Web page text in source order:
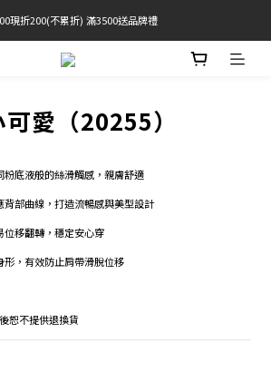
限定! 滿千免運(僅限台灣本島)
愛（20255）
粉底液般的絲滑觸感，親膚舒適
部曲線，打造流暢感與美型設計
位移翻轉，穩定安心穿
形，有效防止肩帶滑脫位移
恕不提供退換貨